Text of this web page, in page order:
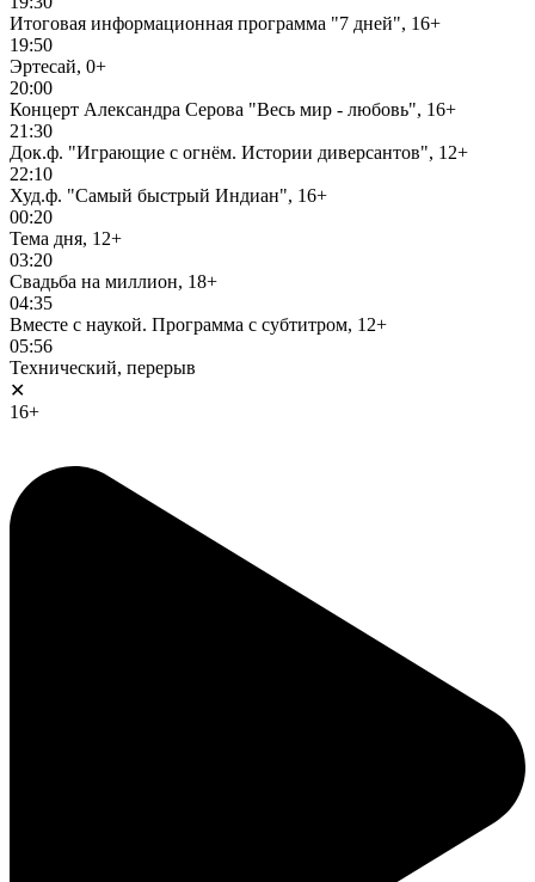
Итоговая информационная программа "7 дней", 16+
19:50
Эртесай, 0+
20:00
Концерт Александра Серова "Весь мир - любовь", 16+
21:30
Док.ф. "Играющие с огнём. Истории диверсантов", 12+
22:10
Худ.ф. "Самый быстрый Индиан", 16+
00:20
Тема дня, 12+
03:20
Свадьба на миллион, 18+
04:35
Вместе с наукой. Программа с субтитром, 12+
05:56
Технический, перерыв
✕
16+